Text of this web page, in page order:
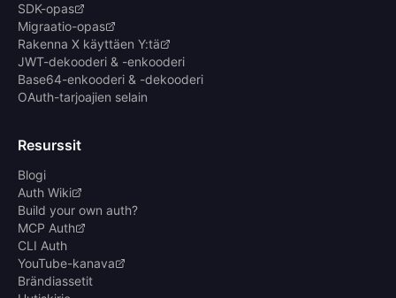
SDK-opas
Migraatio-opas
Rakenna X käyttäen Y:tä
JWT-dekooderi & -enkooderi
Base64-enkooderi & -dekooderi
OAuth-tarjoajien selain
Resurssit
Blogi
Auth Wiki
Build your own auth?
MCP Auth
CLI Auth
YouTube-kanava
Brändiassetit